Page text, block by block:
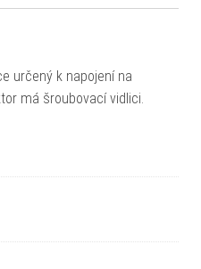
určený k napojení na
má šroubovací vidlici.